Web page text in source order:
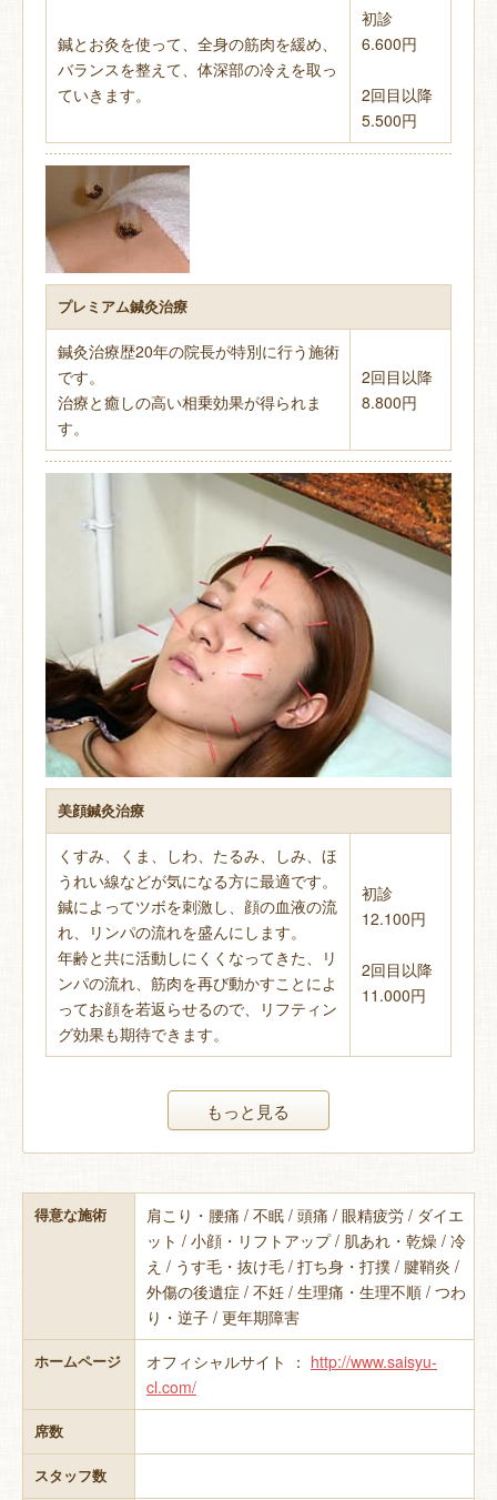
鍼とお灸を使って、全身の筋肉を緩め、
バランスを整えて、体深部の冷えを取っ
ていきます。
初診
6.600円
2回目以降
5.500円
プレミアム鍼灸治療
鍼灸治療歴20年の院長が特別に行う施術
です。
治療と癒しの高い相乗効果が得られま
す。
2回目以降
8.800円
美顔鍼灸治療
くすみ、くま、しわ、たるみ、しみ、ほ
うれい線などが気になる方に最適です。
鍼によってツボを刺激し、顔の血液の流
れ、リンパの流れを盛んにします。
年齢と共に活動しにくくなってきた、リ
ンパの流れ、筋肉を再び動かすことによ
ってお顔を若返らせるので、リフティン
グ効果も期待できます。
初診
12.100円
2回目以降
11.000円
もっと見る
得意な施術
肩こり・腰痛 / 不眠 / 頭痛 / 眼精疲労 / ダイエ
ット / 小顔・リフトアップ / 肌あれ・乾燥 / 冷
え / うす毛・抜け毛 / 打ち身・打撲 / 腱鞘炎 /
外傷の後遺症 / 不妊 / 生理痛・生理不順 / つわ
り・逆子 / 更年期障害
ホームページ オフィシャルサイト ： http://www.saisyu-
cl.com/
席数
スタッフ数